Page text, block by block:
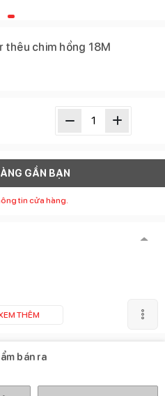
thêu chim hồng 18M
GẦN BẠN
tin cửa hàng.
THÊM
bán ra